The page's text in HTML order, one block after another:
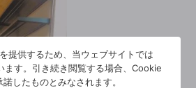
提供するため、当ウェブサイトでは
ます。引き続き閲覧する場合、Cookie
したものとみなされます。